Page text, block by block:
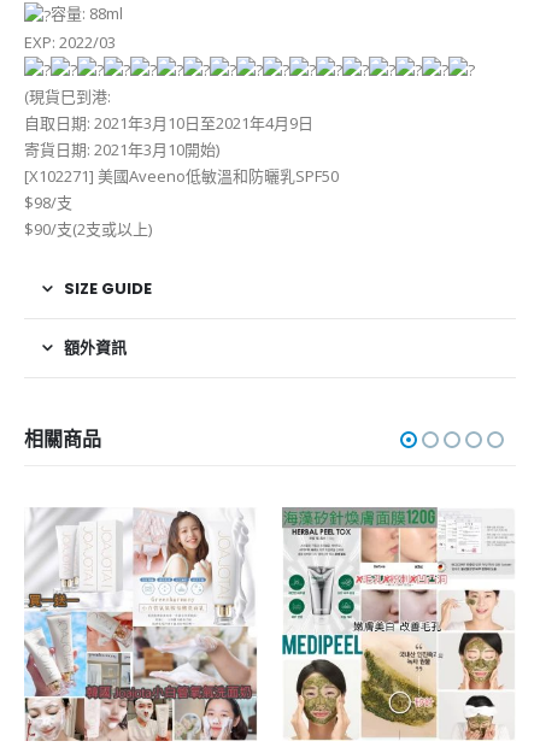
容量: 88ml
EXP: 2022/03
(現貨巳到港:
自取日期: 2021年3月10日至2021年4月9日
寄貨日期: 2021年3月10開始)
[X102271] 美國Aveeno低敏溫和防曬乳SPF50
$98/支
$90/支(2支或以上)
SIZE GUIDE
額外資訊
相關商品